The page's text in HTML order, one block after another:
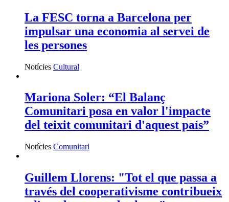
La FESC torna a Barcelona per
impulsar una economia al servei de
les persones
Notícies Cultural
Mariona Soler: “El Balanç
Comunitari posa en valor l'impacte
del teixit comunitari d'aquest país”
Notícies Comunitari
Guillem Llorens: "Tot el que passa a
través del cooperativisme contribueix